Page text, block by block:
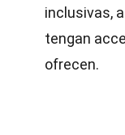
inclusivas,
tengan
ofrecen.